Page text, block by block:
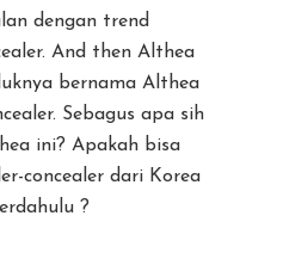
dengan trend
And then Althea
bernama Althea
Sebagus apa sih
ini? Apakah bisa
concealer dari Korea
?